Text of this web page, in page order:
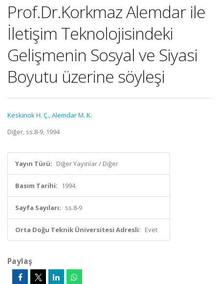
Prof.Dr.Korkmaz Alemdar ile
İletişim Teknolojisindeki
Gelişmenin Sosyal ve Siyasi
Boyutu üzerine söyleşi
Keskinok H. Ç.,Alemdar M. K.
Diğer, ss.8-9, 1994
Yayın Türü: Diğer Yayınlar / Diğer
Basım Tarihi: 1994
Sayfa Sayıları: ss.8-9
Orta Doğu Teknik Üniversitesi Adresli: Evet
Paylaş